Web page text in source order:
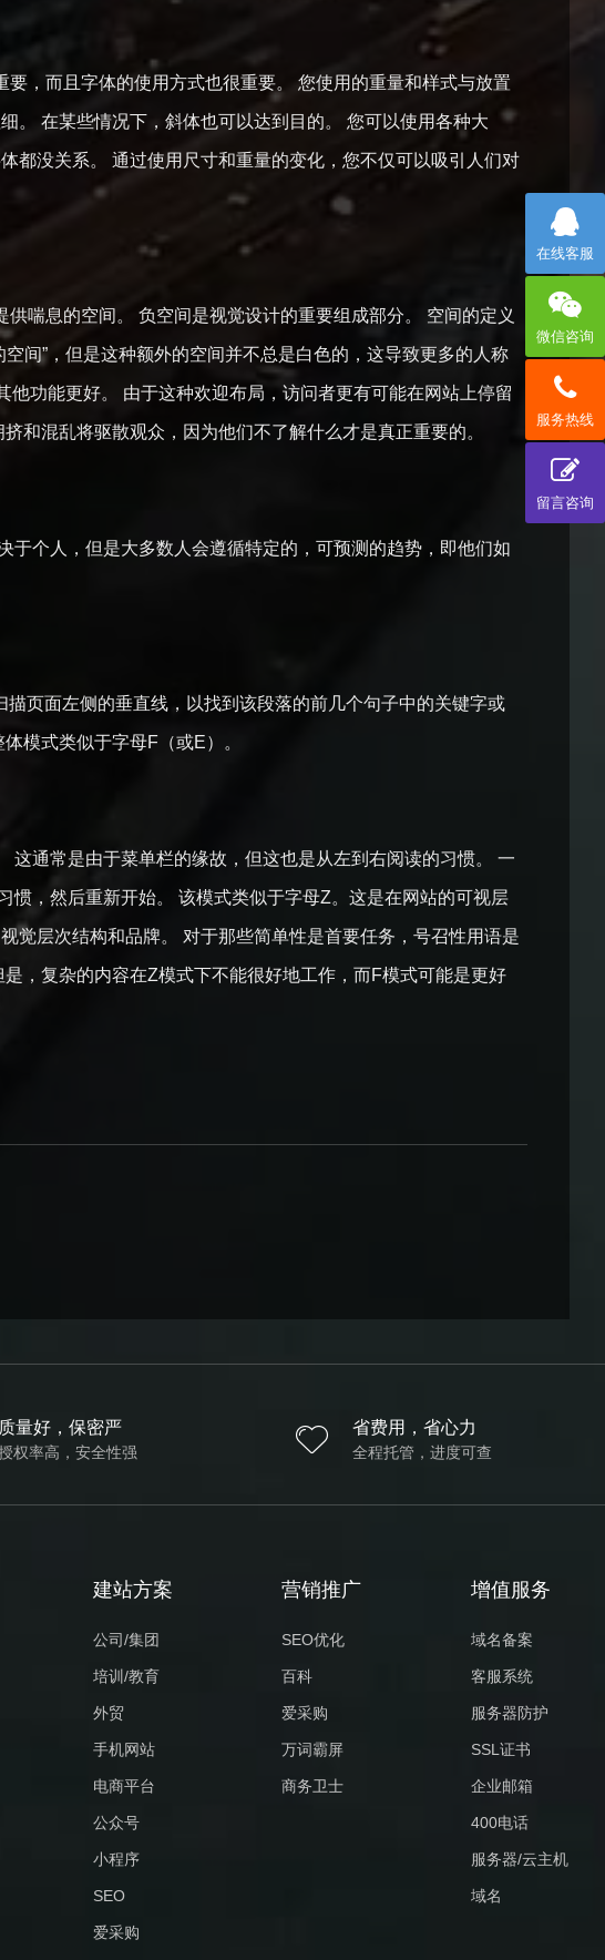
，而且字体的使用方式也很重要。 您使用的重量和样式与放置
。 在某些情况下，斜体也可以达到目的。 您可以使用各种大
都没关系。 通过使用尺寸和重量的变化，您不仅可以吸引人们对
喘息的空间。 负空间是视觉设计的重要组成部分。 空间的定义
间”，但是这种额外的空间并不总是白色的，这导致更多的人称
功能更好。 由于这种欢迎布局，访问者更有可能在网站上停留
和混乱将驱散观众，因为他们不了解什么才是真正重要的。
个人，但是大多数人会遵循特定的，可预测的趋势，即他们如
页面左侧的垂直线，以找到该段落的前几个句子中的关键字或
模式类似于字母F（或E）。
通常是由于菜单栏的缘故，但这也是从左到右阅读的习惯。 一
惯，然后重新开始。 该模式类似于字母Z。这是在网站的可视层
觉层次结构和品牌。 对于那些简单性是首要任务，号召性用语是
，复杂的内容在Z模式下不能很好地工作，而F模式可能是更好
质量好，保密严
权率高，安全性强
省费用，省心力
全程托管，进度可查
建站方案
公司/集团
培训/教育
外贸
手机网站
电商平台
公众号
小程序
SEO
爱采购
营销推广
SEO优化
百科
爱采购
万词霸屏
商务卫士
增值服务
域名备案
客服系统
服务器防护
SSL证书
企业邮箱
400电话
服务器/云主机
域名
在线客服
微信咨询
服务热线
留言咨询